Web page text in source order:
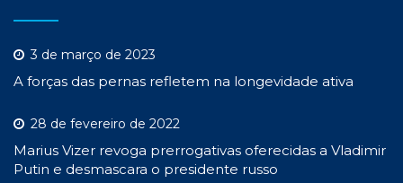
3 de março de 2023
A forças das pernas refletem na longevidade ativa
28 de fevereiro de 2022
Marius Vizer revoga prerrogativas oferecidas a Vladimir
Putin e desmascara o presidente russo